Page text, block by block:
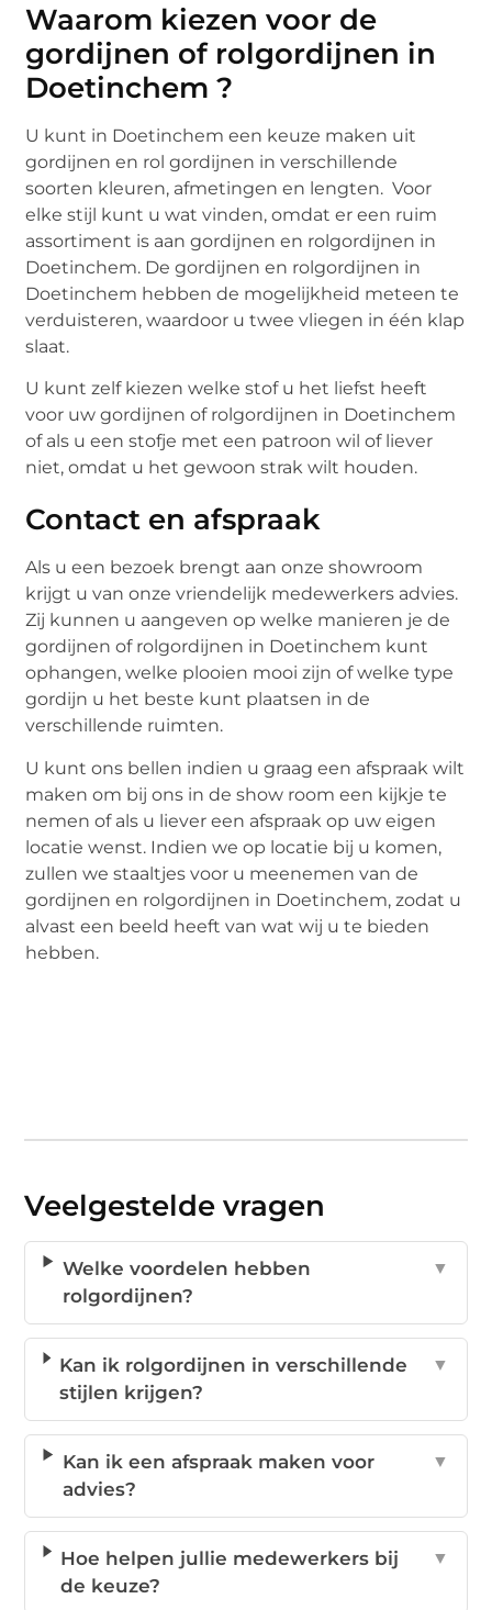
Waarom kiezen voor de
gordijnen of rolgordijnen in
Doetinchem ?
U kunt in Doetinchem een keuze maken uit
gordijnen en rol gordijnen in verschillende
soorten kleuren, afmetingen en lengten. Voor
elke stijl kunt u wat vinden, omdat er een ruim
assortiment is aan gordijnen en rolgordijnen in
Doetinchem. De gordijnen en rolgordijnen in
Doetinchem hebben de mogelijkheid meteen te
verduisteren, waardoor u twee vliegen in één klap
slaat.
U kunt zelf kiezen welke stof u het liefst heeft
voor uw gordijnen of rolgordijnen in Doetinchem
of als u een stofje met een patroon wil of liever
niet, omdat u het gewoon strak wilt houden.
Contact en afspraak
Als u een bezoek brengt aan onze showroom
krijgt u van onze vriendelijk medewerkers advies.
Zij kunnen u aangeven op welke manieren je de
gordijnen of rolgordijnen in Doetinchem kunt
ophangen, welke plooien mooi zijn of welke type
gordijn u het beste kunt plaatsen in de
verschillende ruimten.
U kunt ons bellen indien u graag een afspraak wilt
maken om bij ons in de show room een kijkje te
nemen of als u liever een afspraak op uw eigen
locatie wenst. Indien we op locatie bij u komen,
zullen we staaltjes voor u meenemen van de
gordijnen en rolgordijnen in Doetinchem, zodat u
alvast een beeld heeft van wat wij u te bieden
hebben.
Veelgestelde vragen
Welke voordelen hebben
rolgordijnen?
▼
Kan ik rolgordijnen in verschillende
stijlen krijgen?
▼
Kan ik een afspraak maken voor
advies?
▼
Hoe helpen jullie medewerkers bij
de keuze?
▼